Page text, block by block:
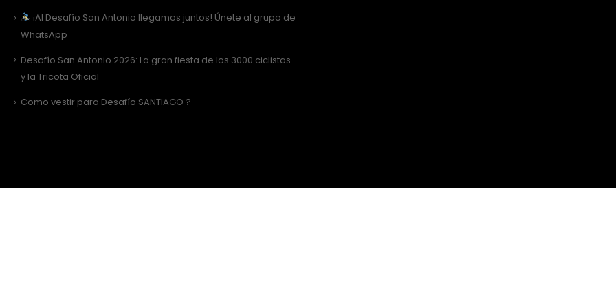
¡Al Desafío San Antonio llegamos juntos! Únete al grupo de
WhatsApp
Desafío San Antonio 2026: La gran fiesta de los 3000 ciclistas
y la Tricota Oficial
Como vestir para Desafío SANTIAGO ?